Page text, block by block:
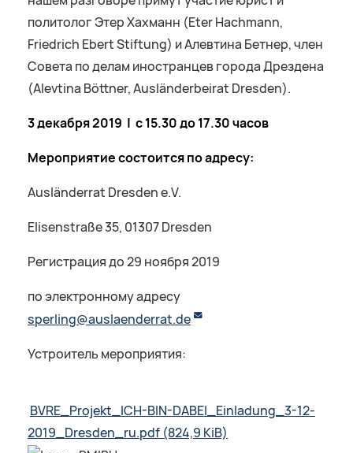
политолог Этер Хахманн (Eter Hachmann,
Friedrich Ebert Stiftung) и Алевтина Бетнер, член
Совета по делам иностранцев города Дрездена
(Alevtina Böttner, Ausländerbeirat Dresden).
3 декабря 2019 | с 15.30 до 17.30 часов
Мероприятие состоится по адресу:
Ausländerrat Dresden e.V.
Elisenstraße 35, 01307 Dresden
Регистрация до 29 ноября 2019
по электронному адресу
sperling@auslaenderrat.de
Устроитель мероприятия:
BVRE_Projekt_ICH-BIN-DABEI_Einladung_3-12-
2019_Dresden_ru.pdf (824,9 KiB)